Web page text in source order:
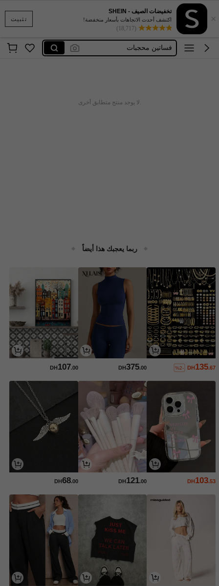
تثبيت ×
تخفيضات الصيف - SHEIN
اكتشف أحدث الاتجاهات بأسعار منخفضة!
(18,717)
ملابس سباحة للنساء5xl
فساتين محجبات
ملابس داخليه للنساء مثيره 🥵🥵
.لا يوجد منتج متطابق أخرى
ربما يعجبك هذا أيضاً
DH135.67
%2-
DH375.00
DH107.00
DH103.53
DH121.00
DH68.00